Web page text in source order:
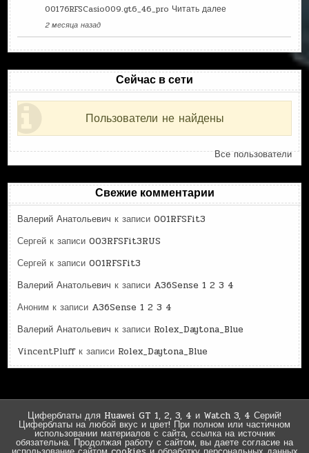
00176RFSCasio009.gt6_46_pro Читать далее
2 месяца назад
Сейчас в сети
Пользователи не найдены
Все пользователи
Свежие комментарии
Валерий Анатольевич к записи001RFSFit3
Сергей к записи003RFSFit3RUS
Сергей к записи001RFSFit3
Валерий Анатольевич к записи A36Sense 1 2 3 4
Аноним к записи A36Sense 1 2 3 4
Валерий Анатольевич к записи Rolex_Daytona_Blue
VincentPluffк записи Rolex_Daytona_Blue
Циферблаты для Huawei GT 1, 2, 3, 4 и Watch 3, 4 Серий!
Циферблаты на любой вкус и цвет! При полном или частичном
использовании материалов с сайта, ссылка на источник
обязательна. Продолжая работу с сайтом, вы даете согласие на